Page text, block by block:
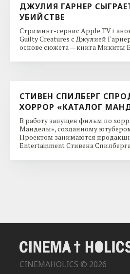
ДЖУЛИЯ ГАРНЕР
УБИЙСТВЕ
Стриминг-сервис Apple TV+
Guilty Creatures с Джулией
основе сюжета — книга Микиты
СТИВЕН СПИЛБЕРГ
ХОРРОР «КАТАЛОГ
В работу запущен фильм по
Манделы», созданному
Проектом занимаются
Entertainment Стивена
CINEMAHOLICS © 2026